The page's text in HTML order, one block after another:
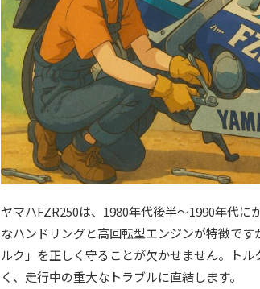
ヤマハFZR250は、1980年代後半〜1990年代
なハンドリングと高回転型エンジンが特徴で
ルク」を正しく守ることが欠かせません。ト
く、走行中の重大なトラブルに直結します。